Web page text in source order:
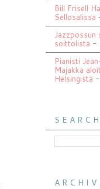
Bill Frisell
Sellosalissa
Jazzpossun
soittolista -
Pianisti
Majakka
Helsingistä
S E A R C H
A R C H I V